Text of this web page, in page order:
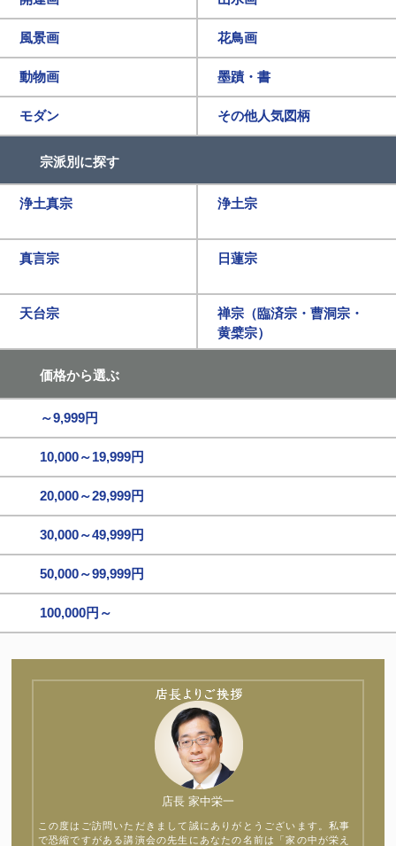
風景画 花鳥画
動物画 墨蹟・書
モダン その他人気図柄
宗派別に探す
浄土真宗 浄土宗
真言宗 日蓮宗
天台宗
禅宗（臨済宗・曹洞宗・
黄檗宗）
価格から選ぶ
～9,999円
10,000～19,999円
20,000～29,999円
30,000～49,999円
50,000～99,999円
100,000円～
店長 家中栄一
この度はご訪問いただきまして誠にありがとうございます。私事
で恐縮ですがある講演会の先生にあなたの名前は「家の中が栄え